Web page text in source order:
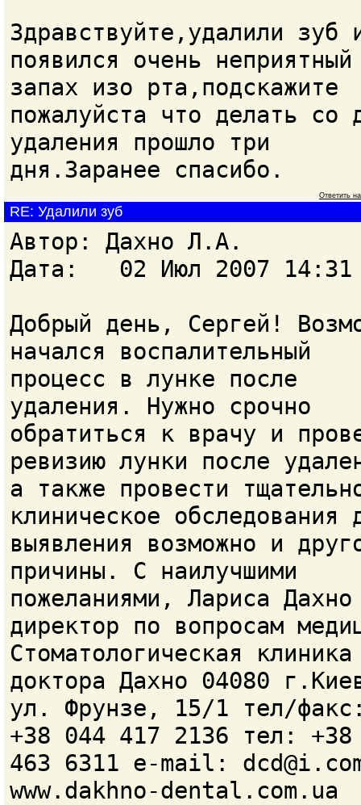
Здравствуйте,удалили зуб
появился очень неприятный
запах изо рта,подскажите
пожалуйста что делать со
удаления прошло три
дня.Заранее спасибо.
Ответить
RE: Удалили зуб
Автор: Дахно Л.А.
Дата: 02 Июл 2007 14:31
Добрый день, Сергей!
начался воспалительный
процесс в лунке после
удаления. Нужно срочно
обратиться к врачу и
ревизию лунки после
а также провести
клиническое обследования
выявления возможно и
причины. С наилучшими
пожеланиями, Лариса Дахно
директор по вопросам
Стоматологическая клиника
доктора Дахно 04080
ул. Фрунзе, 15/1 тел/
+38 044 417 2136 тел: +38
463 6311 e-mail:
www.dakhno-dental.com.ua